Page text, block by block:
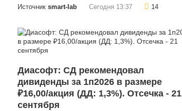
Источник smart-lab Сегодня 13:37 14
Диасофт: СД рекомендовал
дивиденды за 1п2026 в размере
₽16,00/акция (ДД: 1,3%). Отсечка - 21
сентября